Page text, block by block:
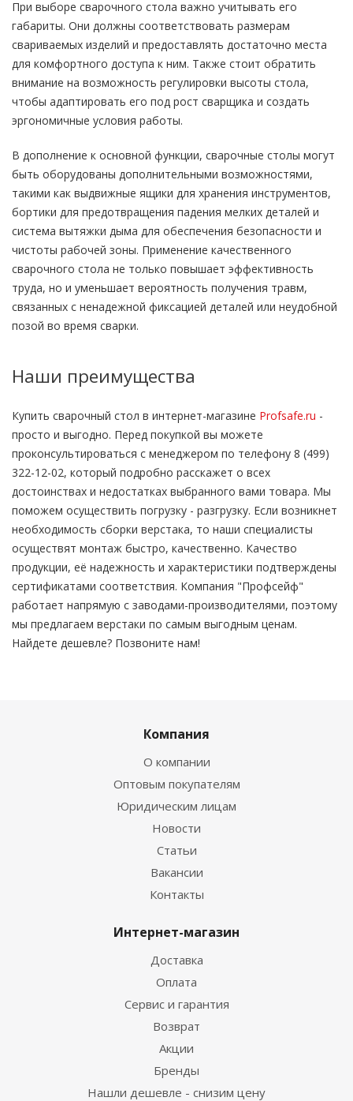
При выборе сварочного стола важно учитывать его
габариты. Они должны соответствовать размерам
свариваемых изделий и предоставлять достаточно места
для комфортного доступа к ним. Также стоит обратить
внимание на возможность регулировки высоты стола,
чтобы адаптировать его под рост сварщика и создать
эргономичные условия работы.
В дополнение к основной функции, сварочные столы могут
быть оборудованы дополнительными возможностями,
такими как выдвижные ящики для хранения инструментов,
бортики для предотвращения падения мелких деталей и
система вытяжки дыма для обеспечения безопасности и
чистоты рабочей зоны. Применение качественного
сварочного стола не только повышает эффективность
труда, но и уменьшает вероятность получения травм,
связанных с ненадежной фиксацией деталей или неудобной
позой во время сварки.
Наши преимущества
Купить сварочный стол в интернет-магазине Profsafe.ru -
просто и выгодно. Перед покупкой вы можете
проконсультироваться с менеджером по телефону 8 (499)
322-12-02, который подробно расскажет о всех
достоинствах и недостатках выбранного вами товара. Мы
поможем осуществить погрузку - разгрузку. Если возникнет
необходимость сборки верстака, то наши специалисты
осуществят монтаж быстро, качественно. Качество
продукции, её надежность и характеристики подтверждены
сертификатами соответствия. Компания "Профсейф"
работает напрямую с заводами-производителями, поэтому
мы предлагаем верстаки по самым выгодным ценам.
Найдете дешевле? Позвоните нам!
Компания
О компании
Оптовым покупателям
Юридическим лицам
Новости
Статьи
Вакансии
Контакты
Интернет-магазин
Доставка
Оплата
Сервис и гарантия
Возврат
Акции
Бренды
Нашли дешевле - снизим цену